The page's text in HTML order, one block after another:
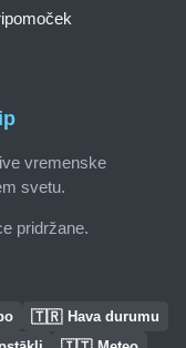
vremenske
svetu.
pridržane.
🇹🇷 Hava durumu